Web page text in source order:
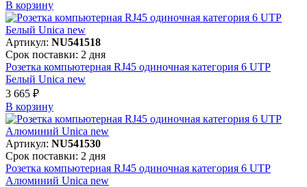
В корзинy
Артикул: NU541518
Срок поставки: 2 дня
Розетка компьютерная RJ45 одиночная категория 6 UTP
Белый Unica new
3 665 ₽
В корзинy
Артикул: NU541530
Срок поставки: 2 дня
Розетка компьютерная RJ45 одиночная категория 6 UTP
Алюминий Unica new